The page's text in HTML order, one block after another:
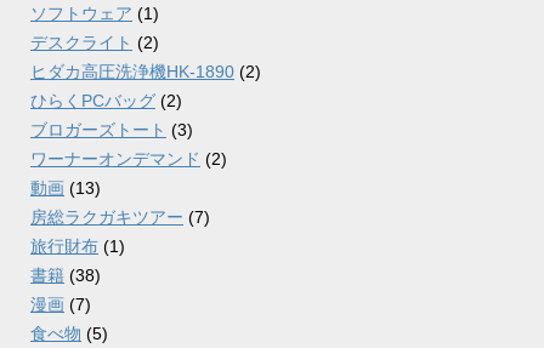
ソフトウェア (1)
デスクライト (2)
ヒダカ高圧洗浄機HK-1890 (2)
ひらくPCバッグ (2)
ブロガーズトート (3)
ワーナーオンデマンド (2)
動画 (13)
房総ラクガキツアー (7)
旅行財布 (1)
書籍 (38)
漫画 (7)
食べ物 (5)